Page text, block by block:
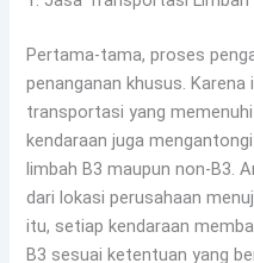
Pertama-tama, proses
penanganan khusus.
transportasi yang
kendaraan juga
limbah B3 maupun non-B3.
dari lokasi perusahaan
itu, setiap kendaraan
B3 sesuai ketentuan yang